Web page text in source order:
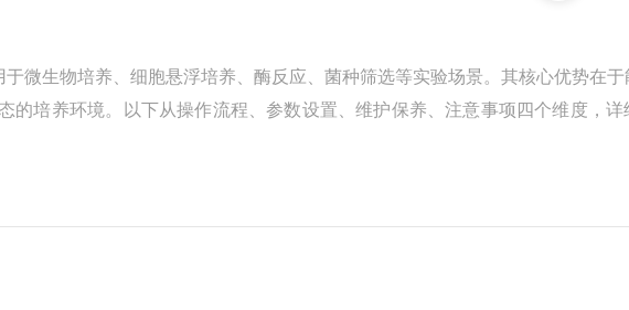
微生物培养、细胞悬浮培养、酶反应、菌种筛选等实验场景。其核心优势在
培养环境。以下从操作流程、参数设置、维护保养、注意事项四个维度，详